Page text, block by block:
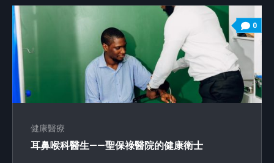
0
健康醫療
耳鼻喉科醫生——聖保祿醫院的健康衛士